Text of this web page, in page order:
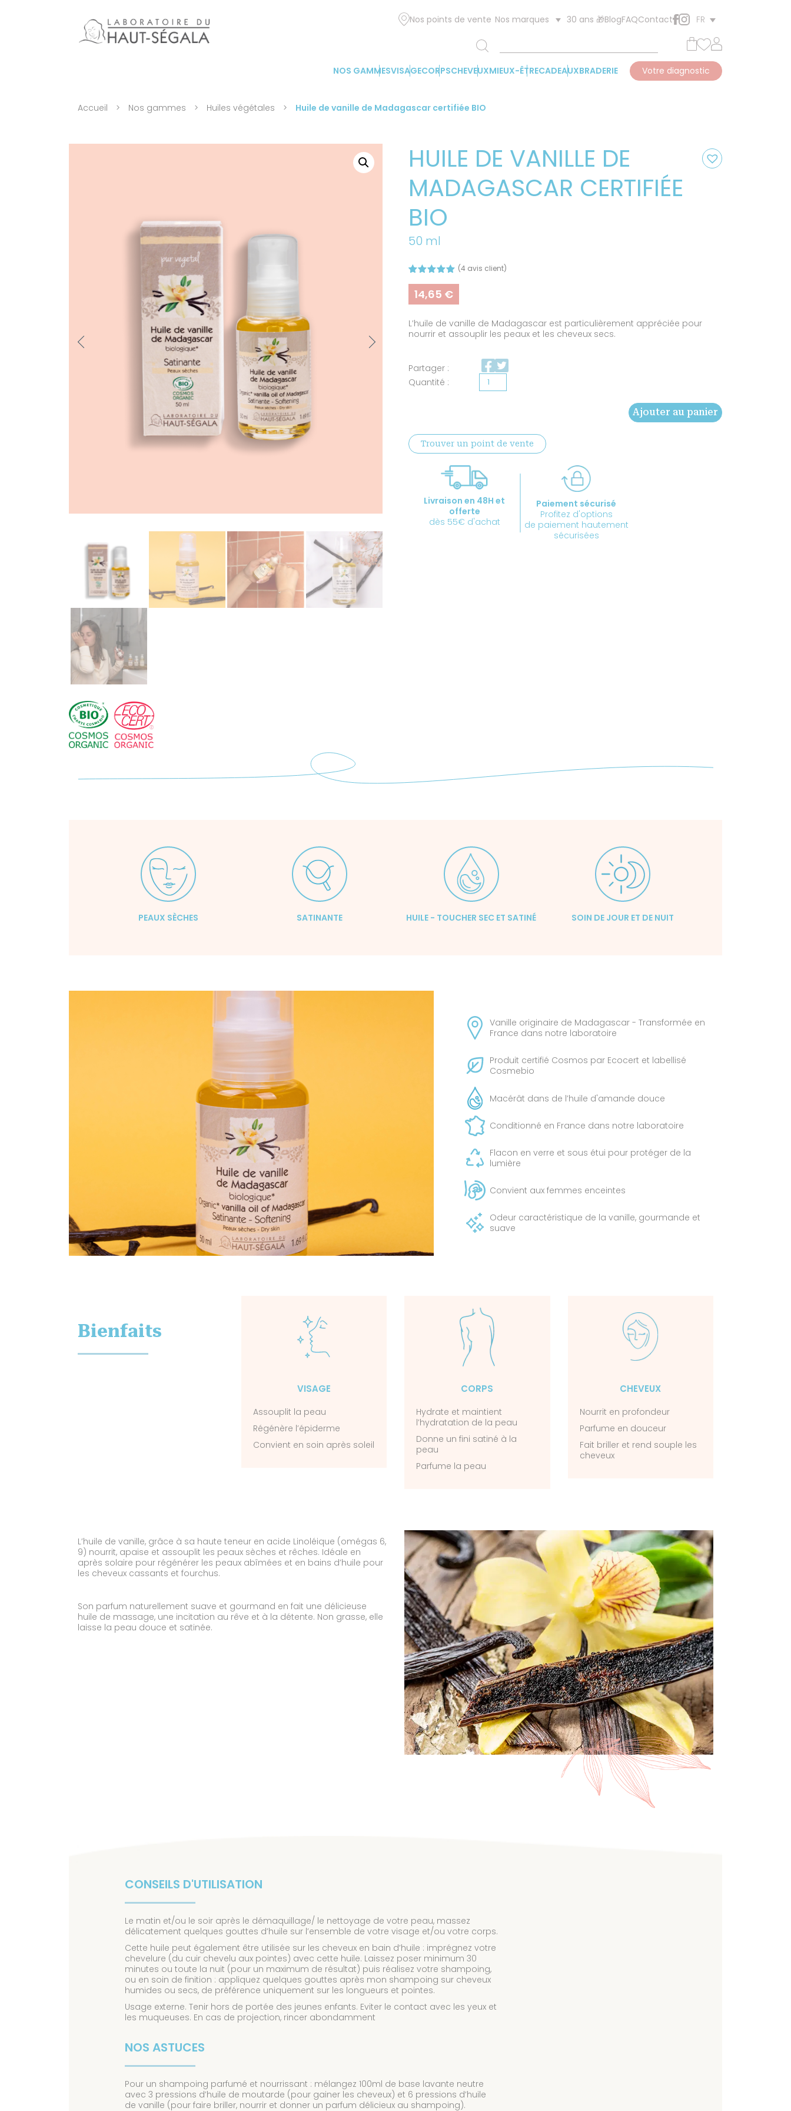
Nos points de vente Nos marques 30 ans 🎁BlogFAQContact FR
NOS GAMMESVISAGECORPSCHEVEUXMIEUX-ÊTRECADEAUXBRADERIE Votre diagnostic
Accueil > Nos gammes > Huiles végétales > Huile de vanille de Madagascar certifiée BIO
Previo
Next
HUILE DE VANILLE DE
MADAGASCAR CERTIFIÉE
BIO
50 ml
sur 5
basé sur
notations
(4 avis client)
14,65 €
L’huile de vanille de Madagascar est particulièrement appréciée pour
nourrir et assouplir les peaux et les cheveux secs.
Partager :
quantité
de
vanille
Madagascar
Ajouter au panier
Trouver un point de vente
Livraison en 48H et
offerte
dès 55€ d'achat
Paiement sécurisé
Profitez d'options
de paiement hautement
sécurisées
PEAUX SÈCHES SATINANTE HUILE - TOUCHER SEC ET SATINÉ SOIN DE JOUR ET DE NUIT
Vanille originaire de Madagascar - Transformée en
France dans notre laboratoire
Produit certifié Cosmos par Ecocert et labellisé
Cosmebio
Macérât dans de l’huile d'amande douce
Conditionné en France dans notre laboratoire
Flacon en verre et sous étui pour protéger de la
lumière
Convient aux femmes enceintes
Odeur caractéristique de la vanille, gourmande et
suave
Bienfaits
VISAGE
Assouplit la peau
Régénère l’épiderme
Convient en soin après soleil
CORPS
Hydrate et maintient
l’hydratation de la peau
Donne un fini satiné à la
peau
Parfume la peau
CHEVEUX
Nourrit en profondeur
Parfume en douceur
Fait briller et rend souple les
cheveux
L’huile de vanille, grâce à sa haute teneur en acide Linoléique (omégas 6,
9) nourrit, apaise et assouplit les peaux sèches et rêches. Idéale en
après solaire pour régénérer les peaux abîmées et en bains d’huile pour
les cheveux cassants et fourchus.
Son parfum naturellement suave et gourmand en fait une délicieuse
huile de massage, une incitation au rêve et à la détente. Non grasse, elle
laisse la peau douce et satinée.
CONSEILS D'UTILISATION
Le matin et/ou le soir après le démaquillage/ le nettoyage de votre peau, massez
délicatement quelques gouttes d’huile sur l’ensemble de votre visage et/ou votre corps.
Cette huile peut également être utilisée sur les cheveux en bain d’huile : imprégnez votre
chevelure (du cuir chevelu aux pointes) avec cette huile. Laissez poser minimum 30
minutes ou toute la nuit (pour un maximum de résultat) puis réalisez votre shampoing,
ou en soin de finition : appliquez quelques gouttes après mon shampoing sur cheveux
humides ou secs, de préférence uniquement sur les longueurs et pointes.
Usage externe. Tenir hors de portée des jeunes enfants. Eviter le contact avec les yeux et
les muqueuses. En cas de projection, rincer abondamment
NOS ASTUCES
Pour un shampoing parfumé et nourrissant : mélangez 100ml de base lavante neutre
avec 3 pressions d’huile de moutarde (pour gainer les cheveux) et 6 pressions d’huile
de vanille (pour faire briller, nourrir et donner un parfum délicieux au shampoing).